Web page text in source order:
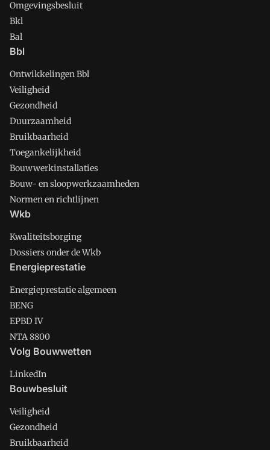
Omgevingsbesluit
Bkl
Bal
Bbl
Ontwikkelingen Bbl
Veiligheid
Gezondheid
Duurzaamheid
Bruikbaarheid
Toegankelijkheid
Bouwwerkinstallaties
Bouw- en sloopwerkzaamheden
Normen en richtlijnen
Wkb
Kwaliteitsborging
Dossiers onder de Wkb
Energieprestatie
Energieprestatie algemeen
BENG
EPBD IV
NTA 8800
Volg Bouwwetten
LinkedIn
Bouwbesluit
Veiligheid
Gezondheid
Bruikbaarheid